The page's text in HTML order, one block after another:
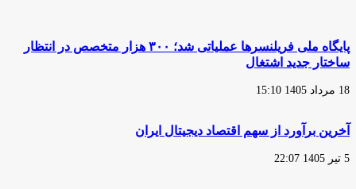
پایگاه ملی فریلنسرها عملیاتی شد؛ ۳۰۰ هزار متخصص در انتظار
ساختار جدید اشتغال
18 مرداد 1405 15:10
آخرین برآورد از سهم اقتصاد دیجیتال ایران
5 تیر 1405 22:07